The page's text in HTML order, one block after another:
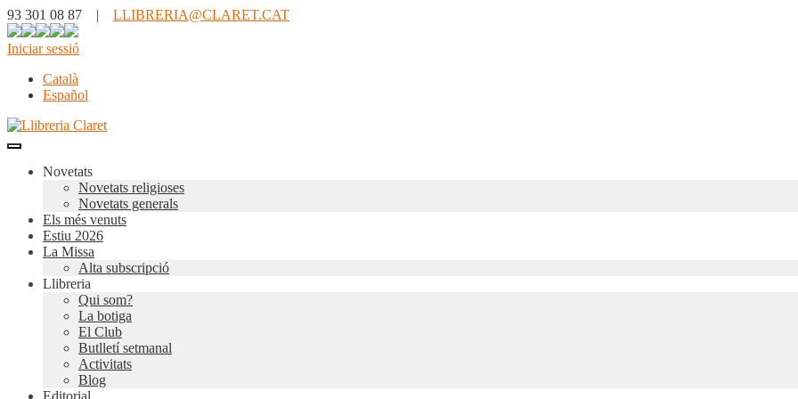
93 301 08 87 | LLIBRERIA@CLARET.CAT
Iniciar sessió
Català
Español
Novetats
Novetats religioses
Novetats generals
Els més venuts
Estiu 2026
La Missa
Alta subscripció
Llibreria
Qui som?
La botiga
El Club
Butlletí setmanal
Activitats
Blog
Editorial